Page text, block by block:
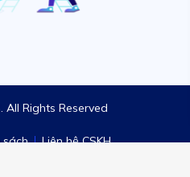
. All Rights Reserved
sách Liên hệ CSKH